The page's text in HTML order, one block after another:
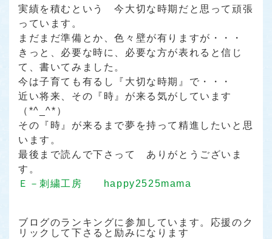
実績を積むという 今大切な時期だと思って頑張
っています。
まだまだ準備とか、色々壁が有りますが・・・
きっと、必要な時に、必要な方が表れると信じ
て、書いてみました。
今は子育ても有るし
『大切な時期』 で・・・
近い将来、その 『時』 が来る気がしています
（*^_^*）
その 『時』 が来るまで夢を持って精進したいと思
います。
最後まで読んで下さって ありがとうございま
す。
Ｅ－刺繍工房 happy2525mama
ブログのランキングに参加しています。応援のク
リックして下さると励みになります